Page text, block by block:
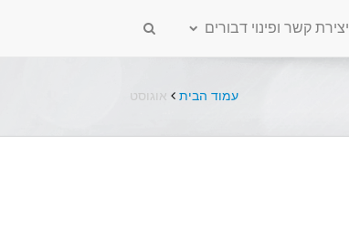
יצירת קשר ופינוי דבורים
עמוד הבית אוגוסט